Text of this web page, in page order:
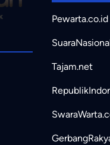
Pewarta.co.id
Tajam.net